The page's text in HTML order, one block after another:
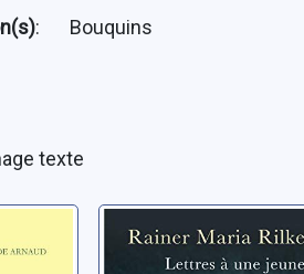
: Bouquins
texte
Lettres à une
jeune poétesse